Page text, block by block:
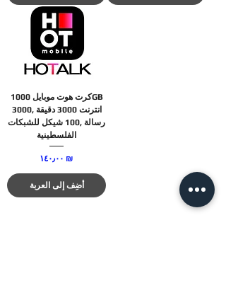
كرت هوت موبايل 1000GB
انترنت 3000 دقيقة ,3000
رسالة ,100 شيكل للشبكات
الفلسطينية
السعر ‏١٤٠٫٠٠ ₪
أضِف إلى العربة